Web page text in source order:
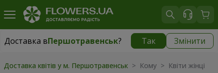
Доставка вПершотравенськ? Так Змінити
Доставка вПершотравенськ|1334 грн
Доставка квітів у м. Першотравенськ > Кому > Квіти жінці